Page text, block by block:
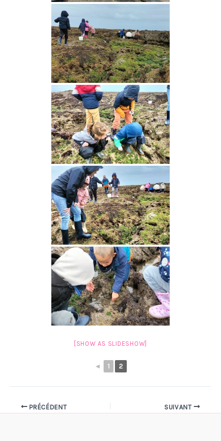
[SHOW AS SLIDESHOW]
◄ 1 2
PRÉCÉDENT SUIVANT